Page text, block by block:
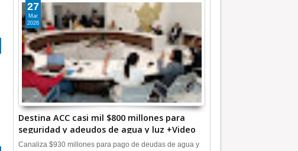
Destina ACC casi mil $800 millones para
seguridad y adeudos de agua y luz +Video
27
Mar
2026
Canaliza $930 millones para pago de deudas de agua y